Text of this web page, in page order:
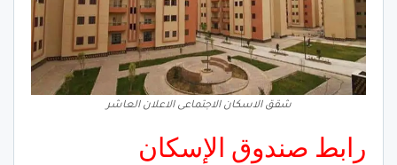
شقق الاسكان الاجتماعى الاعلان العاشر
رابط صندوق الإسكان